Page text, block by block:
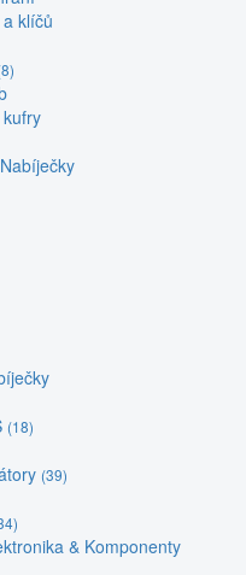
klíčů
(18)
(39)
& Komponenty